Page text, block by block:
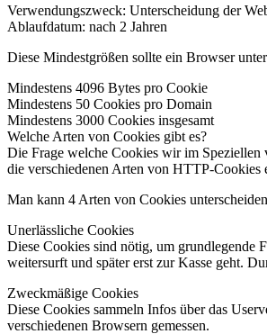
Verwendungszweck: Unterscheidung der
Ablaufdatum: nach 2 Jahren
Diese Mindestgrößen sollte ein Browser
Mindestens 4096 Bytes pro Cookie
Mindestens 50 Cookies pro Domain
Mindestens 3000 Cookies insgesamt
Welche Arten von Cookies gibt es?
Die Frage welche Cookies wir im Speziellen
die verschiedenen Arten von HTTP-Cookies
Man kann 4 Arten von Cookies
Unerlässliche Cookies
Diese Cookies sind nötig, um grundlegende
weitersurft und später erst zur Kasse geht.
Zweckmäßige Cookies
Diese Cookies sammeln Infos über das
verschiedenen Browsern gemessen.